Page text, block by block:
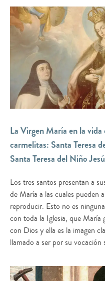
La Virgen María en la
carmelitas: Santa Teresa
Santa Teresa del Niño
Los tres santos presentan a
de María a las cuales pueden
reproducir. Esto no es
con toda la Iglesia, que María
con Dios y ella es la imagen
llamado a ser por su